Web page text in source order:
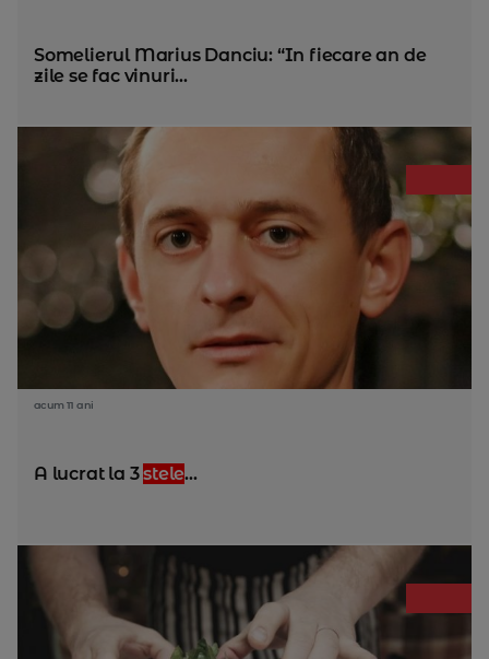
Somelierul Marius Danciu: “In fiecare an de
zile se fac vinuri...
acum 11 ani
A lucrat la 3stele...